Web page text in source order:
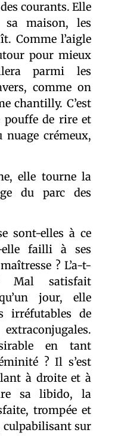
courants. Elle
sa maison, les
Comme l’aigle
pour mieux
parmi les
comme on
chantilly. C’est
pouffe de rire et
nuage crémeux,
elle tourne la
du parc des
sont-elles à ce
failli à ses
? L’a-t-
satisfait
jour, elle
irréfutables de
en tant
? Il s’est
à droite et à
sa libido, la
trompée et
culpabilisant sur